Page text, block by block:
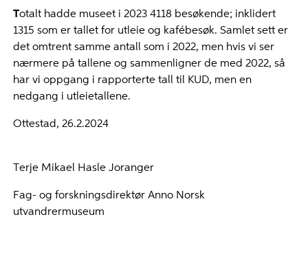
Totalt hadde museet i 2023 4118 besøkende; inklidert
1315 som er tallet for utleie og kafébesøk. Samlet sett er
det omtrent samme antall som i 2022, men hvis vi ser
nærmere på tallene og sammenligner de med 2022, så
har vi oppgang i rapporterte tall til KUD, men en
nedgang i utleietallene.
Ottestad, 26.2.2024
Terje Mikael Hasle Joranger
Fag- og forskningsdirektør Anno Norsk
utvandrermuseum